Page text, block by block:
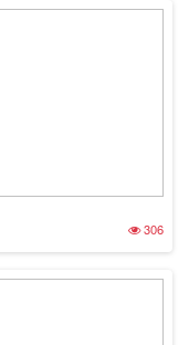
306